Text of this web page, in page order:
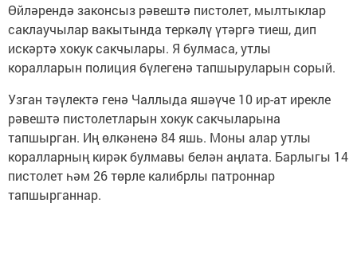
Өйләрендә законсыз рәвештә пистолет, мылтыклар
саклаучылар вакытында теркәлү үтәргә тиеш, дип
искәртә хокук сакчылары. Я булмаса, утлы
коралларын полиция бүлегенә тапшыруларын сорый.
Узган тәүлектә генә Чаллыда яшәүче 10 ир-ат ирекле
рәвештә пистолетларын хокук сакчыларына
тапшырган. Иң өлкәненә 84 яшь. Моны алар утлы
коралларның кирәк булмавы белән аңлата. Барлыгы 14
пистолет һәм 26 төрле калибрлы патроннар
тапшырганнар.